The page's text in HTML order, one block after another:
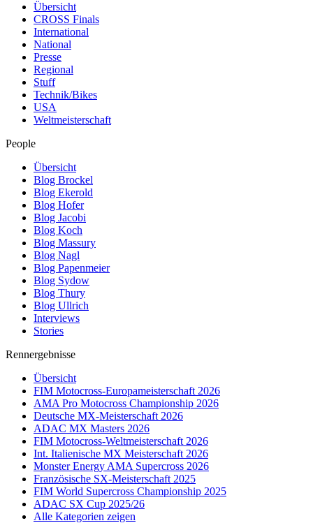
Übersicht
CROSS Finals
International
National
Presse
Regional
Stuff
Technik/Bikes
USA
Weltmeisterschaft
People
Übersicht
Blog Brockel
Blog Ekerold
Blog Hofer
Blog Jacobi
Blog Koch
Blog Massury
Blog Nagl
Blog Papenmeier
Blog Sydow
Blog Thury
Blog Ullrich
Interviews
Stories
Rennergebnisse
Übersicht
FIM Motocross-Europameisterschaft 2026
AMA Pro Motocross Championship 2026
Deutsche MX-Meisterschaft 2026
ADAC MX Masters 2026
FIM Motocross-Weltmeisterschaft 2026
Int. Italienische MX Meisterschaft 2026
Monster Energy AMA Supercross 2026
Französische SX-Meisterschaft 2025
FIM World Supercross Championship 2025
ADAC SX Cup 2025/26
Alle Kategorien zeigen